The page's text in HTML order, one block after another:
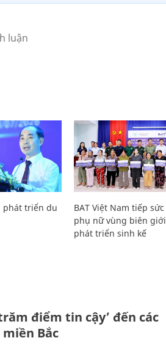
phát triển du
BAT Việt Nam tiếp sức
phụ nữ vùng biên giới
phát triển sinh kế
điểm tin cậy’ đến các
Bắc